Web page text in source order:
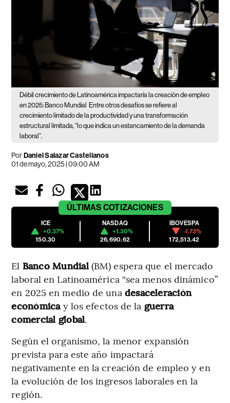
Débil crecimiento de Latinoamérica impactaría la creación de empleo
en 2025: Banco Mundial
Entre otros desafíos se refiere al
crecimiento limitado de la productividad y una transformación
estructural limitada, “lo que indica un estancamiento de la demanda
laboral”.
PorDaniel Salazar Castellanos
01 de mayo, 2025 | 09:00 AM
ÚLTIMAS COTIZACIONES
ICE
+0.37%
150.30
NASDAQ
+1.30%
26,690.62
IBOVESPA
-1.73%
172,513.42
El Banco Mundial(BM) espera que el mercado
laboral en Latinoamérica “sea menos dinámico”
en 2025 en medio de una desaceleración
económicay los efectos de la guerra
comercial global.
Según el organismo, la menor expansión
prevista para este año impactará
negativamente en la creación de empleo y en
la evolución de los ingresos laborales en la
región.